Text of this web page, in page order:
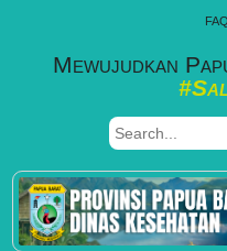
FAQ
Mewujudkan